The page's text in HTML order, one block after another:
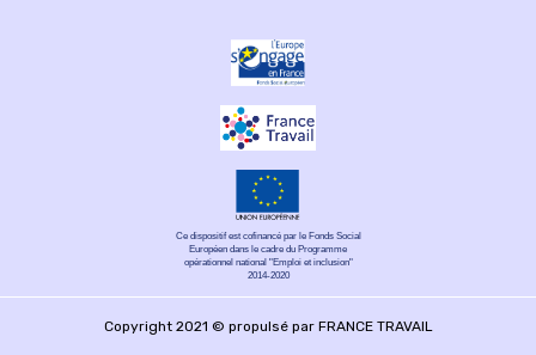
Ce dispositif est cofinancé par le Fonds Social
Européen dans le cadre du Programme
opérationnel national "Emploi et inclusion"
2014-2020
Copyright 2021 © propulsé par FRANCE TRAVAIL